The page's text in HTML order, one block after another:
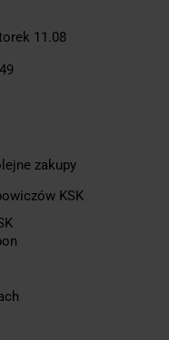
11.08
zakupy
KSK